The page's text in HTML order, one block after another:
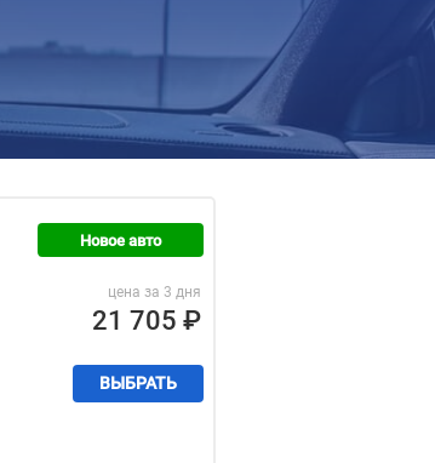
Новое авто
цена за 3 дня
21 705 ₽
ВЫБРАТЬ